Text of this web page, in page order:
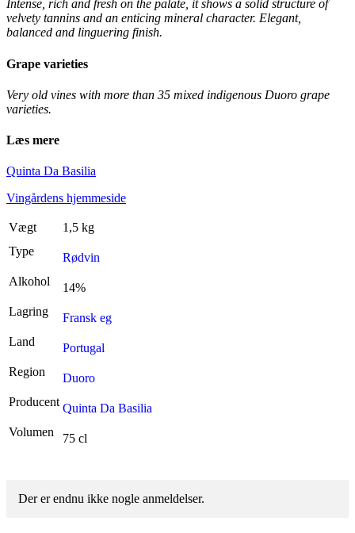
Intense, rich and fresh on the palate, it shows a solid structure of
velvety tannins and an enticing mineral character. Elegant,
balanced and linguering finish.
Grape varieties
Very old vines with more than 35 mixed indigenous Duoro grape
varieties.
Læs mere
Quinta Da Basilia
Vingårdens hjemmeside
Vægt
1,5 kg
Type
Rødvin
Alkohol
14%
Lagring
Fransk eg
Land
Portugal
Region
Duoro
Producent Quinta Da Basilia
Volumen
75 cl
Der er endnu ikke nogle anmeldelser.